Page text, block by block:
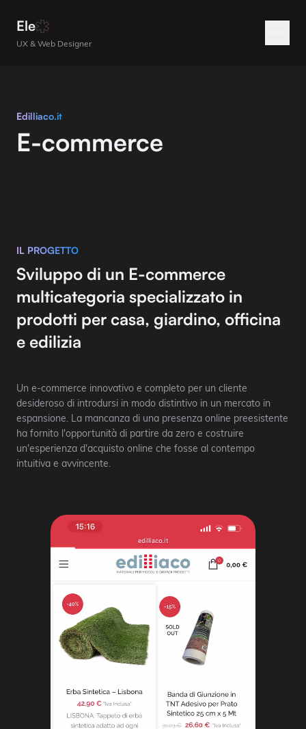
Ele
UX & Web Designer
Edilliaco.it
E-commerce
IL PROGETTO
Sviluppo di un E-commerce
multicategoria specializzato in
prodotti per casa, giardino, officina
e edilizia
Un e-commerce innovativo e completo per un cliente
desideroso di introdursi in modo distintivo in un mercato in
espansione. La mancanza di una presenza online preesistente
ha fornito l'opportunità di partire da zero e costruire
un'esperienza d'acquisto online che fosse al contempo
intuitiva e avvincente.